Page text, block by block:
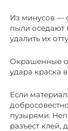
Из минусов —
пыли оседают
удалить их
Окрашенные
удара краска
Если
пузырями.
разъест клей,